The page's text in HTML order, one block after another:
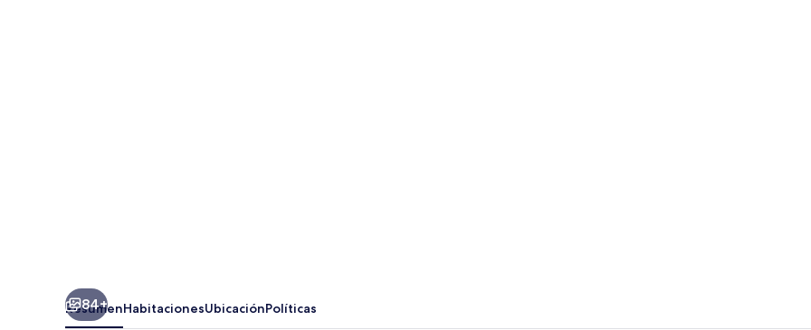
84+
ResumenHabitacionesUbicaciónPolíticas